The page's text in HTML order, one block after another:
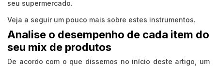
seu supermercado.
Veja a seguir um pouco mais sobre estes instrumentos.
Analise o desempenho de cada item do
seu mix de produtos
De acordo com o que dissemos no início deste artigo, um